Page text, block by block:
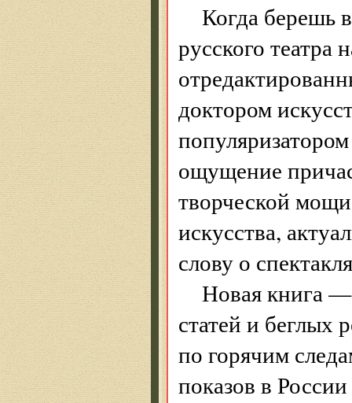
Когда берешь
русского театра
доктором
ощущение
творческой
искусства,
слову о
Новая книга —
статей и беглых
по горячим
показов в